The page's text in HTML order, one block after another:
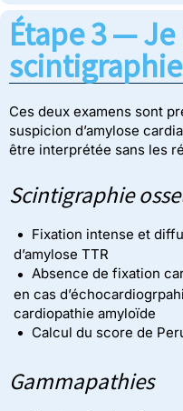
Étape 3 —
Ces deux examens sont
suspicion d’amylose
être interprétée sans les
Scintigraphie
Fixation intense et
d’amylose TTR
Absence de fixation
en cas
cardiopathie amyloïde
Calcul du score de
Gammapathies